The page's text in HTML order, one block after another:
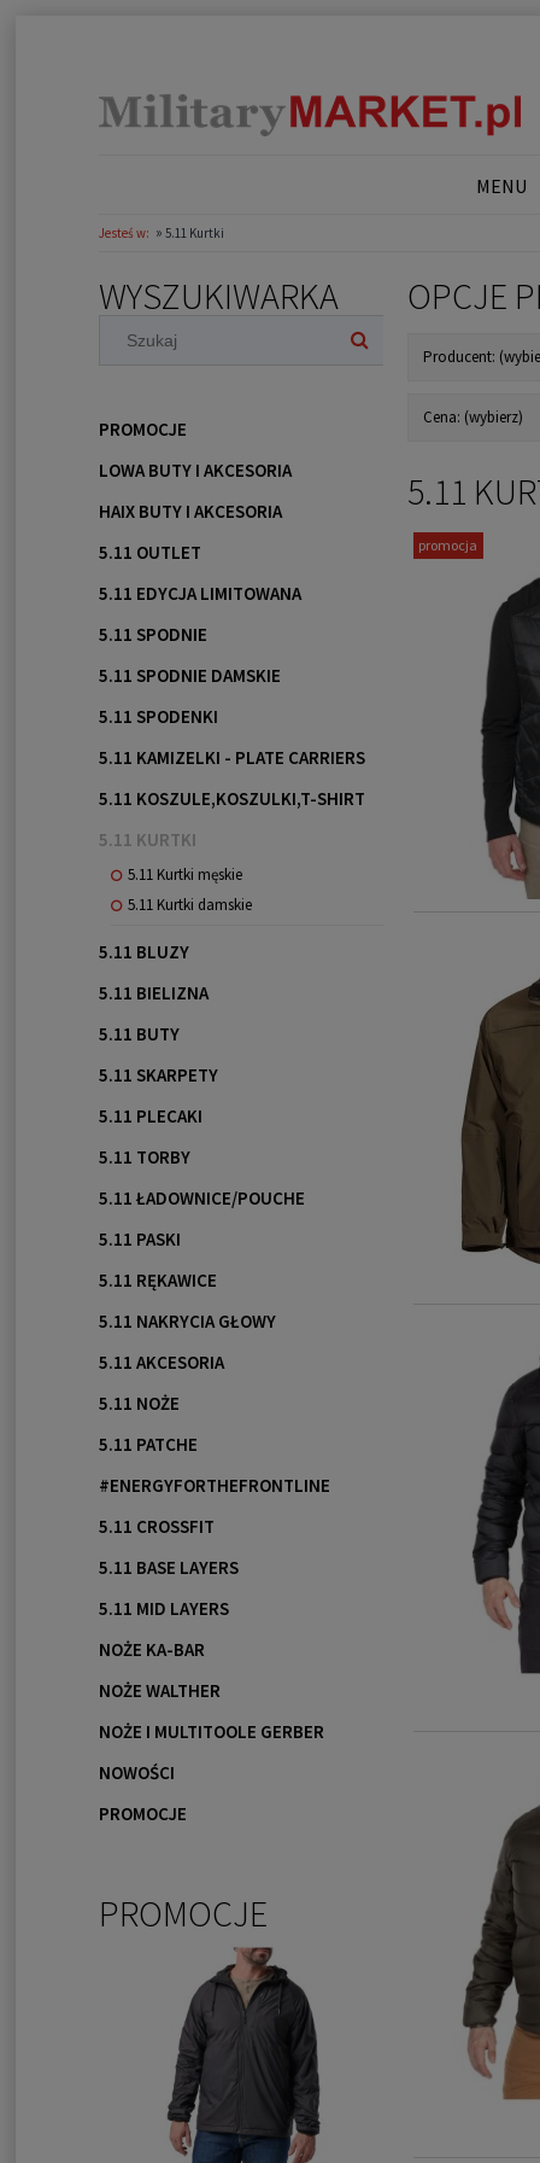
MENU
Jesteś w: » 5.11 Kurtki
WYSZUKIWARKA
PROMOCJE
LOWA BUTY I AKCESORIA
HAIX BUTY I AKCESORIA
5.11 OUTLET
5.11 EDYCJA LIMITOWANA
5.11 SPODNIE
5.11 SPODNIE DAMSKIE
5.11 SPODENKI
5.11 KAMIZELKI - PLATE CARRIERS
5.11 KOSZULE,KOSZULKI,T-SHIRT
5.11 KURTKI
5.11 Kurtki męskie
5.11 Kurtki damskie
5.11 BLUZY
5.11 BIELIZNA
5.11 BUTY
5.11 SKARPETY
5.11 PLECAKI
5.11 TORBY
5.11 ŁADOWNICE/POUCHE
5.11 PASKI
5.11 RĘKAWICE
5.11 NAKRYCIA GŁOWY
5.11 AKCESORIA
5.11 NOŻE
5.11 PATCHE
#ENERGYFORTHEFRONTLINE
5.11 CROSSFIT
5.11 BASE LAYERS
5.11 MID LAYERS
NOŻE KA-BAR
NOŻE WALTHER
NOŻE I MULTITOOLE GERBER
NOWOŚCI
PROMOCJE
PROMOCJE
OPCJE
Producent:
Cena: (wybierz)
5.11
promocja